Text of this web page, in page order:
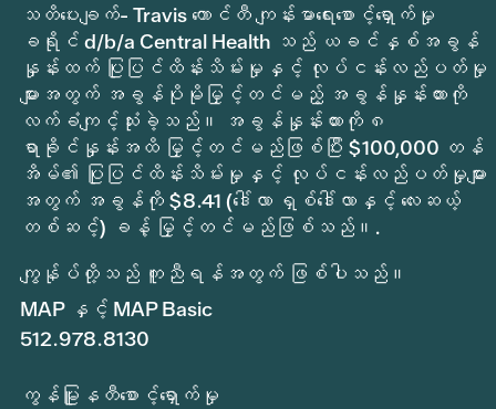
သတိပေးချက်- Travis ကောင်တီ ကျန်းမာရေးစောင့်ရှောက်မှု
ခရိုင် d/b/a Central Health သည် ယခင်နှစ်အခွန်
နှုန်းထက် ပြုပြင်ထိန်းသိမ်းမှုနှင့် လုပ်ငန်းလည်ပတ်မှု
များအတွက် အခွန်ပိုမိုမြှင့်တင်မည့် အခွန်နှုန်းထားကို
လက်ခံကျင့်သုံးခဲ့သည်။ အခွန်နှုန်းထားကို ၈
ရာခိုင်နှုန်းအထိ မြှင့်တင်မည်ဖြစ်ပြီး $100,000 တန်
အိမ်၏ ပြုပြင်ထိန်းသိမ်းမှုနှင့် လုပ်ငန်းလည်ပတ်မှုများ
အတွက် အခွန်ကို $8.41 (ဒေါ်လာ ရှစ်ဒေါ်လာနှင့် လေးဆယ့်
တစ်ဆင့်) ခန့် မြှင့်တင်မည်ဖြစ်သည်။.
ကျွန်ုပ်တို့သည် ကူညီရန်အတွက် ဖြစ်ပါသည်။
MAP နှင့် MAP Basic
512.978.8130
ကွန်မြူနတီစောင့်ရှောက်မှု